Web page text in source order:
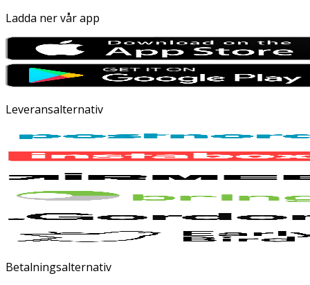
Ladda ner vår app
Leveransalternativ
Betalningsalternativ